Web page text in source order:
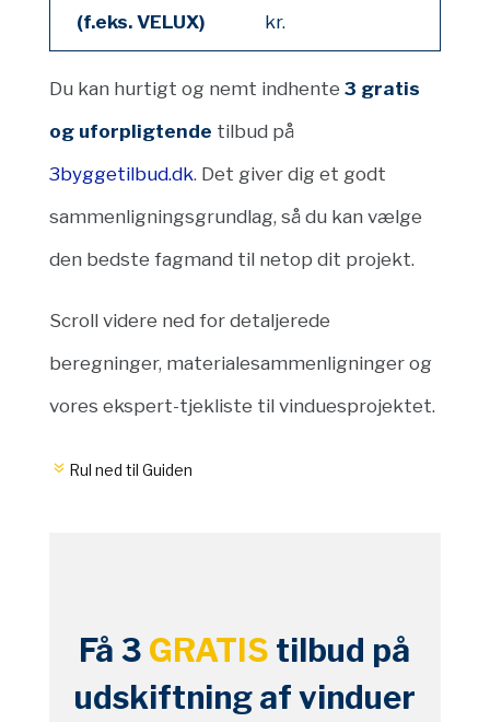
(f.eks. VELUX)
kr.
Du kan hurtigt og nemt indhente 3 gratis
og uforpligtende tilbud på
3byggetilbud.dk. Det giver dig et godt
sammenligningsgrundlag, så du kan vælge
den bedste fagmand til netop dit projekt.
Scroll videre ned for detaljerede
beregninger, materialesammenligninger og
vores ekspert-tjekliste til vinduesprojektet.
Rul ned til Guiden
Få 3 GRATIS tilbud på
udskiftning af vinduer